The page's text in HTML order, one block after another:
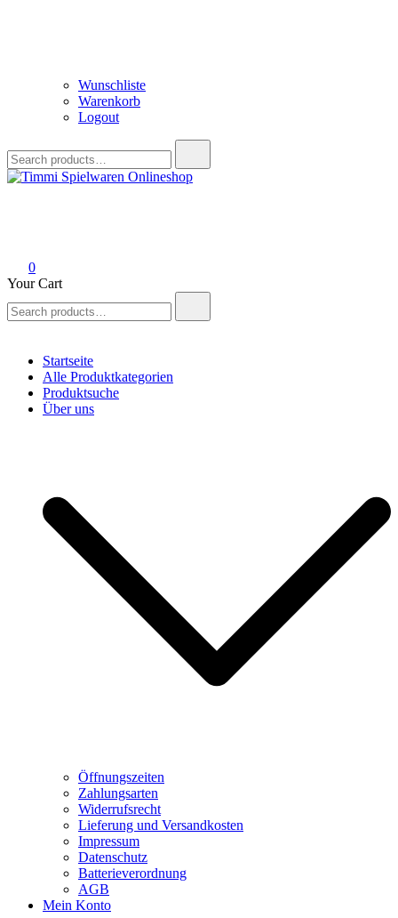
Wunschliste
Warenkorb
Logout
for:
0
Your Cart
for:
Startseite
Alle Produktkategorien
Produktsuche
Über uns
Öffnungszeiten
Zahlungsarten
Widerrufsrecht
Lieferung und Versandkosten
Impressum
Datenschutz
Batterieverordnung
AGB
Mein Konto